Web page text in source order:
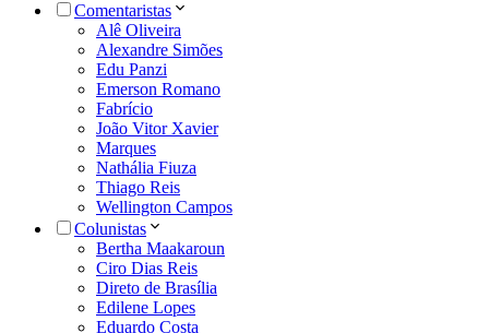
Comentaristas
Alê Oliveira
Alexandre Simões
Edu Panzi
Emerson Romano
Fabrício
João Vitor Xavier
Marques
Nathália Fiuza
Thiago Reis
Wellington Campos
Colunistas
Bertha Maakaroun
Ciro Dias Reis
Direto de Brasília
Edilene Lopes
Eduardo Costa